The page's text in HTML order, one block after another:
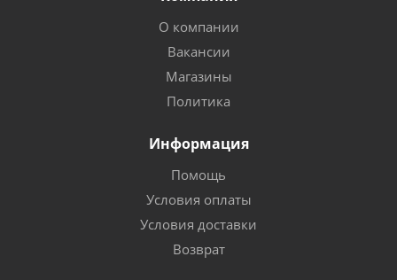
О компании
Вакансии
Магазины
Политика
Информация
Помощь
Условия оплаты
Условия доставки
Возврат